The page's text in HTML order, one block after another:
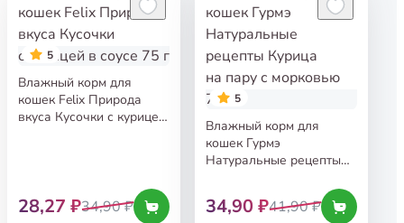
5
Влажный корм для
кошек Felix Природа
вкуса Кусочки с курицей
28,27 ₽34,90 ₽
5
Влажный корм для
кошек Гурмэ
Натуральные рецепты
34,90 ₽41,90 ₽